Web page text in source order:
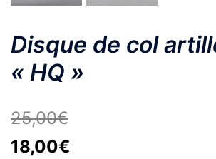
Disque de col
« HQ »
25,00€
Le
18,00€